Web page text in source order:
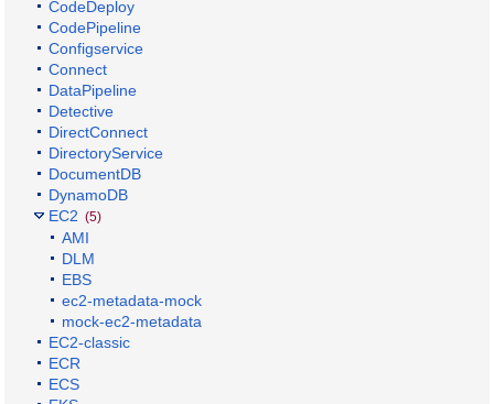
CodeDeploy
CodePipeline
Configservice
Connect
DataPipeline
Detective
DirectConnect
DirectoryService
DocumentDB
DynamoDB
EC2 (5)
AMI
DLM
EBS
ec2-metadata-mock
mock-ec2-metadata
EC2-classic
ECR
ECS